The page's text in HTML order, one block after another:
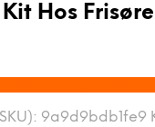
Hos
9a9d9bdb1fe9